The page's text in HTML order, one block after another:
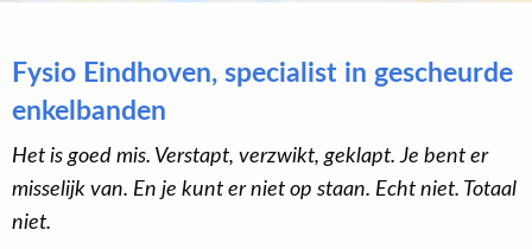
Fysio Eindhoven, specialist in gescheurde
enkelbanden
Het is goed mis. Verstapt, verzwikt, geklapt. Je bent er
misselijk van. En je kunt er niet op staan. Echt niet. Totaal
niet.